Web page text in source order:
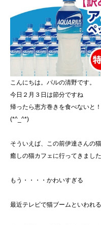
こんにちは。パルの清野です。
今日２月３日は節分ですね
帰ったら恵方巻きを食べないと
(*^_^*)
そういえば、この前伊達さんの
癒しの猫カフェに行ってきました
もう・・・・かわいすぎる
最近テレビで猫ブームといわれ